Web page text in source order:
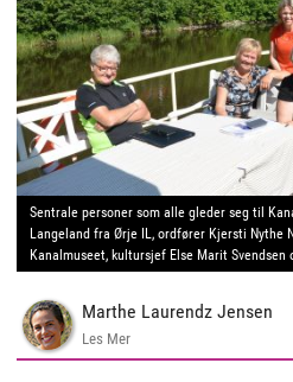
Sentrale personer som alle gleder seg til
Langeland fra Ørje IL, ordfører Kjersti Nythe
Kanalmuseet, kultursjef Else Marit Svendsen
Marthe Laurendz Jensen
Les Mer